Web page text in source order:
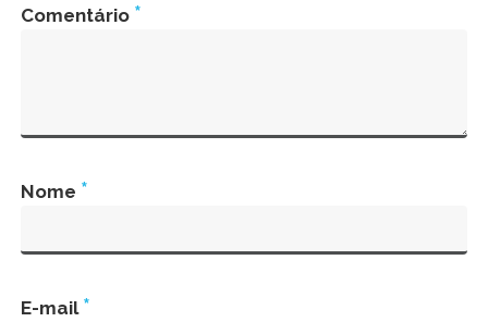
Comentário *
Nome *
E-mail *